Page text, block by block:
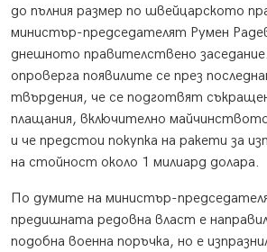
до пълния размер по швейцарското
министър-председателят Румен
днешното правителствено
опроверга появилите се през
твърдения, че се подготвят
плащания, включително
и че предстои покупка на ракети за
на стойност около 1 милиард долара.
По думите на министър-
предишната редовна власт е
подобна военна поръчка, но е